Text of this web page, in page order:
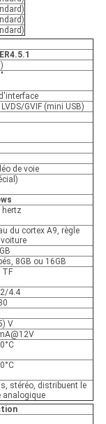
GVIF (mini USB)
de voie
hertz
du cortex A9, règle
8GB ou 16GB
TF
4.4
V
stéréo, distribuent le
analogique